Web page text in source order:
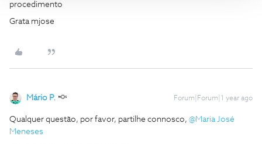
procedimento
Grata mjose
Mário P. Forum|Forum|1 year ago
Qualquer questão, por favor, partilhe connosco, ​ @Maria José
Meneses